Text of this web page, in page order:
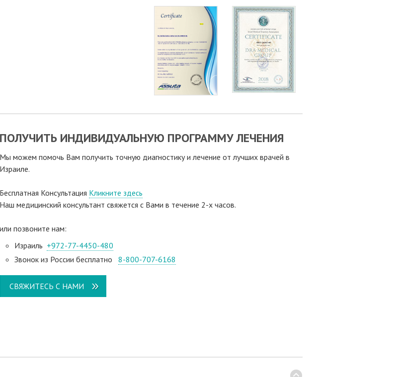
ПОЛУЧИТЬ ИНДИВИДУАЛЬНУЮ ПРОГРАММУ ЛЕЧЕНИЯ
Мы можем помочь Вам получить точную диагностику и лечение от лучших врачей в
Израиле.
Бесплатная Консультация Кликните здесь
Наш медицинский консультант свяжeтся с Вами в течение 2-х часов.
или позвоните нам:
Израиль +972-77-4450-480
Звонок из России бесплатно 8-800-707-6168
СВЯЖИТЕСЬ С НАМИ